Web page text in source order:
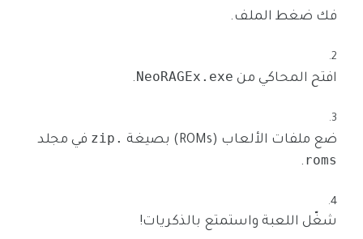
فك ضغط الملف.
افتح المحاكي من NeoRAGEx.exe
.
ضع ملفات الألعاب (ROMs) بصيغة .zip في مجلد
roms
.
شغّل اللعبة واستمتع بالذكريات!